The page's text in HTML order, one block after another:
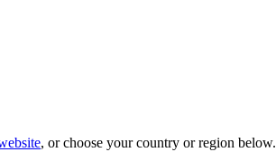
, or choose your country or region below.